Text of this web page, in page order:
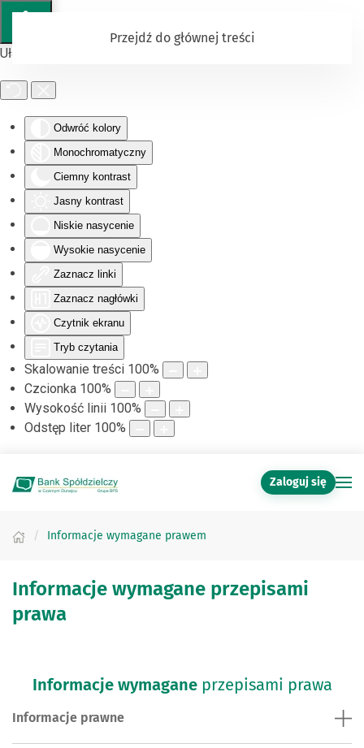
Ułatwienia dostępu
Odwróć kolory
Monochromatyczny
Ciemny kontrast
Jasny kontrast
Niskie nasycenie
Wysokie nasycenie
Zaznacz linki
Zaznacz nagłówki
Czytnik ekranu
Tryb czytania
Skalowanie treści 100%
Czcionka 100%
Wysokość linii 100%
Odstęp liter 100%
Przejdź do głównej treści
Zaloguj się
Informacje wymagane prawem
Informacje wymagane przepisami
prawa
Informacje wymaganeprzepisami prawa
Informacje prawne